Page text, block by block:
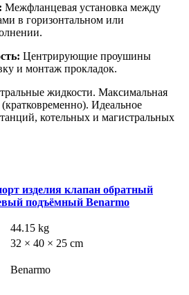
Межфланцевая установка между
в горизонтальном или
Центрирующие проушины
и монтаж прокладок.
жидкости. Максимальная
Идеальное
котельных и магистральных
изделия клапан обратный
подъёмный Benarmo
44.15 kg
32 × 40 × 25 cm
Benarmo